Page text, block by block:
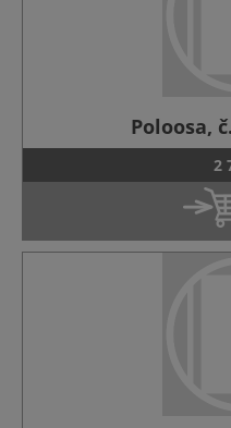
Poloosa,
2